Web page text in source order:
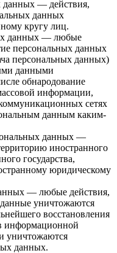
данных — действия,
данных
кругу лиц.
данных — любые
персональных данных
персональных данных)
данными
обнародование
информации,
сетях
данным каким-
данных —
иностранного
государства,
юридическому
— любые действия,
данные уничтожаются
восстановления
информационной
уничтожаются
данных.